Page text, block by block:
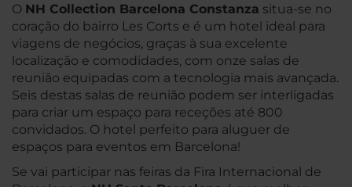
O NH Collection Barcelona Constanza situa-se no
coração do bairro Les Corts e é um hotel ideal para
viagens de negócios, graças à sua excelente
localização e comodidades, com onze salas de
reunião equipadas com a tecnologia mais avançada.
Seis destas salas de reunião podem ser interligadas
para criar um espaço para receções até 800
convidados. O hotel perfeito para aluguer de
espaços para eventos em Barcelona!
Se vai participar nas feiras da Fira Internacional de